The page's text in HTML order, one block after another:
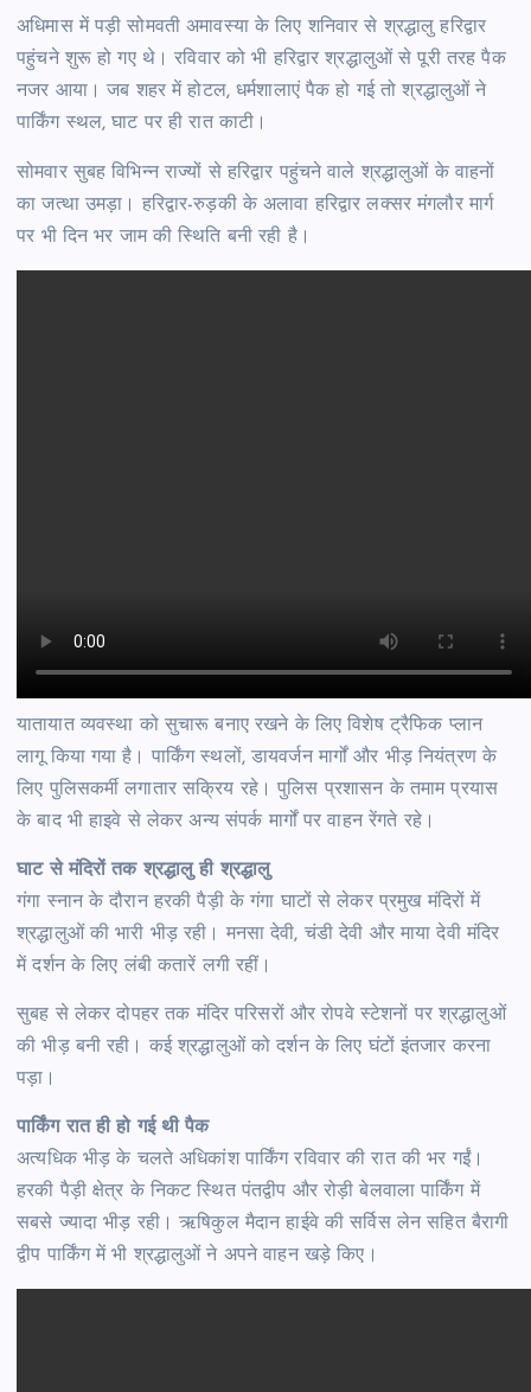
अधिमास में पड़ी सोमवती अमावस्या के लिए शनिवार से श्रद्धालु हरिद्वार
पहुंचने शुरू हो गए थे। रविवार को भी हरिद्वार श्रद्धालुओं से पूरी तरह पैक
नजर आया। जब शहर में होटल, धर्मशालाएं पैक हो गई तो श्रद्धालुओं ने
पार्किंग स्थल, घाट पर ही रात काटी।
सोमवार सुबह विभिन्न राज्यों से हरिद्वार पहुंचने वाले श्रद्धालुओं के वाहनों
का जत्था उमड़ा। हरिद्वार-रुड़की के अलावा हरिद्वार लक्सर मंगलौर मार्ग
पर भी दिन भर जाम की स्थिति बनी रही है।
यातायात व्यवस्था को सुचारू बनाए रखने के लिए विशेष ट्रैफिक प्लान
लागू किया गया है। पार्किंग स्थलों, डायवर्जन मार्गों और भीड़ नियंत्रण के
लिए पुलिसकर्मी लगातार सक्रिय रहे। पुलिस प्रशासन के तमाम प्रयास
के बाद भी हाइवे से लेकर अन्य संपर्क मार्गों पर वाहन रेंगते रहे।
घाट से मंदिरों तक श्रद्धालु ही श्रद्धालु
गंगा स्नान के दौरान हरकी पैड़ी के गंगा घाटों से लेकर प्रमुख मंदिरों में
श्रद्धालुओं की भारी भीड़ रही। मनसा देवी, चंडी देवी और माया देवी मंदिर
में दर्शन के लिए लंबी कतारें लगी रहीं।
सुबह से लेकर दोपहर तक मंदिर परिसरों और रोपवे स्टेशनों पर श्रद्धालुओं
की भीड़ बनी रही। कई श्रद्धालुओं को दर्शन के लिए घंटों इंतजार करना
पड़ा।
पार्किंग रात ही हो गई थी पैक
अत्यधिक भीड़ के चलते अधिकांश पार्किंग रविवार की रात की भर गईं।
हरकी पैड़ी क्षेत्र के निकट स्थित पंतद्वीप और रोड़ी बेलवाला पार्किंग में
सबसे ज्यादा भीड़ रही। ऋषिकुल मैदान हाईवे की सर्विस लेन सहित बैरागी
द्वीप पार्किंग में भी श्रद्धालुओं ने अपने वाहन खड़े किए।